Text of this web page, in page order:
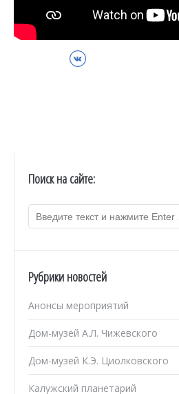
ВКонтакте
Поиск на сайте:
Рубрики новостей
Анонсы мероприятий
Дом-музей А.Л. Чижевского
Дом-музей К.Э. Циолковского
Калужский планетарий